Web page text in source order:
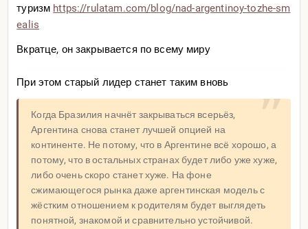
туризм https://rulatam.com/blog/nad-argentinoy-tozhe-sm
ealis
Вкратце, он закрывается по всему миру
При этом старый лидер станет таким вновь
Когда Бразилия начнёт закрываться всерьёз,
Аргентина снова станет лучшей опцией на
континенте. Не потому, что в Аргентине всё хорошо, а
потому, что в остальных странах будет либо уже хуже,
либо очень скоро станет хуже. На фоне
сжимающегося рынка даже аргентинская модель с
жёстким отношением к родителям будет выглядеть
понятной, знакомой и сравнительно устойчивой.